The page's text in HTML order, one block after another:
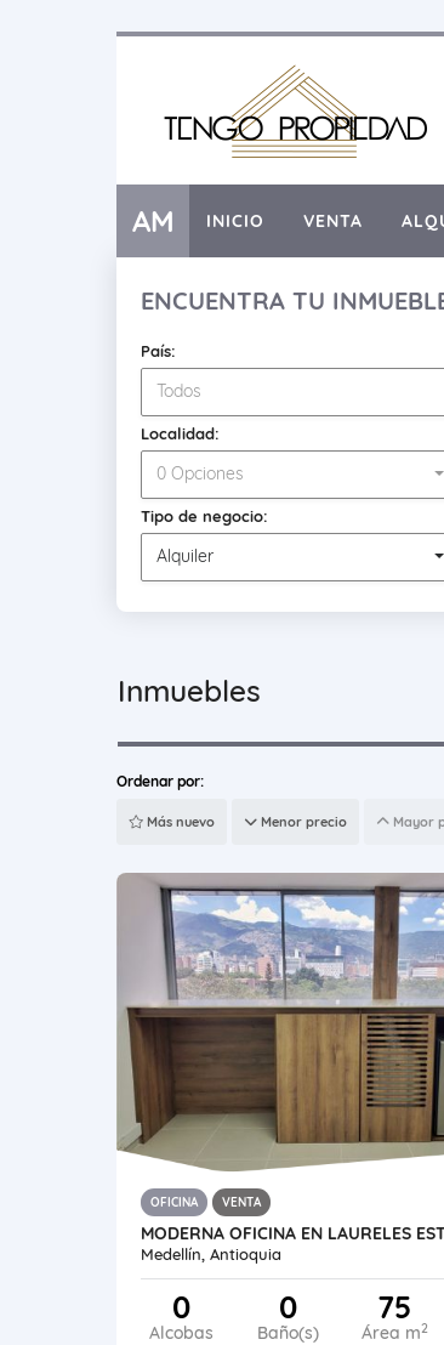
AM INICIO VENTA
ENCUENTRA TU
País:
Todos
Localidad:
0 Opciones
Tipo de negocio:
Alquiler
Inmuebles
Ordenar por:
Más nuevo Menor precio Mayor
OFICINA VENTA
MODERNA OFICINA EN LAURELES
Medellín, Antioquia
0
Alcobas
0
Baño(s)
75
Área m2